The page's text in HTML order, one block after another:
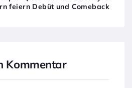
feiern Debüt und Comeback
Kommentar